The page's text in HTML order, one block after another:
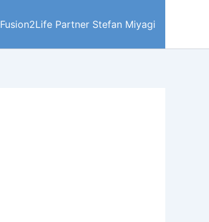
Fusion2Life Partner Stefan Miyagi